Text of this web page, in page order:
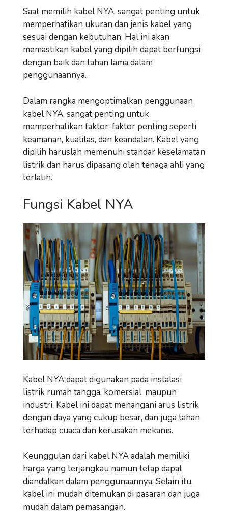
Saat memilih kabel NYA, sangat penting untuk
memperhatikan ukuran dan jenis kabel yang
sesuai dengan kebutuhan. Hal ini akan
memastikan kabel yang dipilih dapat berfungsi
dengan baik dan tahan lama dalam
penggunaannya.
Dalam rangka mengoptimalkan penggunaan
kabel NYA, sangat penting untuk
memperhatikan faktor-faktor penting seperti
keamanan, kualitas, dan keandalan. Kabel yang
dipilih haruslah memenuhi standar keselamatan
listrik dan harus dipasang oleh tenaga ahli yang
terlatih.
Fungsi Kabel NYA
Kabel NYA dapat digunakan pada instalasi
listrik rumah tangga, komersial, maupun
industri. Kabel ini dapat menangani arus listrik
dengan daya yang cukup besar, dan juga tahan
terhadap cuaca dan kerusakan mekanis.
Keunggulan dari kabel NYA adalah memiliki
harga yang terjangkau namun tetap dapat
diandalkan dalam penggunaannya. Selain itu,
kabel ini mudah ditemukan di pasaran dan juga
mudah dalam pemasangan.